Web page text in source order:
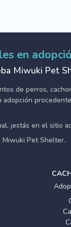
en
Miwuki Pet
de perros,
¡estás en el sitio
Miwuki Pet Shelter.